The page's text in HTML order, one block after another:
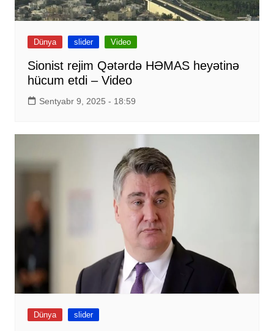
Dünya slider Video
Sionist rejim Qətərdə HƏMAS heyətinə
hücum etdi – Video
Sentyabr 9, 2025 - 18:59
Dünya slider